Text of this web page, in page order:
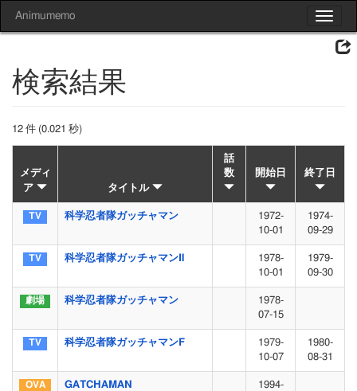
Toggle
Animumemo
検索結果
12 件 (0.021 秒)
メディ
ア
タイトル
話
数
開始日 終了日
科学忍者隊ガッチャマン
1972-
10-01
1974-
09-29
科学忍者隊ガッチャマンⅡ
1978-
10-01
1979-
09-30
科学忍者隊ガッチャマン
1978-
07-15
科学忍者隊ガッチャマンF
1979-
10-07
1980-
08-31
GATCHAMAN
1994-